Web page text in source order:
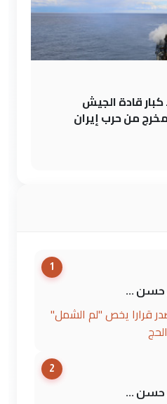
كبار قادة الجيش
من حرب إيران
1
حسن ...
قرارا يخص "لم الشمل"
2
حسن ...